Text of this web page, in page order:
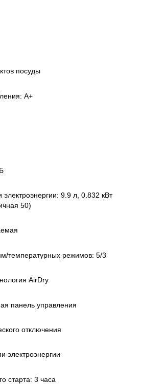
посуды
A+
9.9 л, 0.832 кВт
50)
температурных режимов: 5/3
AirDry
панель управления
отключения
электроэнергии
старта: 3 часа